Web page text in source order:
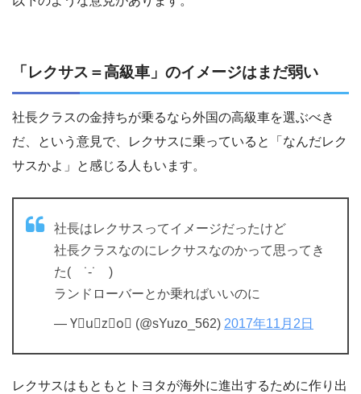
「レクサス＝高級車」のイメージはまだ弱い
社長クラスの金持ちが乗るなら外国の高級車を選ぶべき
だ、という意見で、レクサスに乗っていると「なんだレク
サスかよ」と感じる人もいます。
社長はレクサスってイメージだったけど
社長クラスなのにレクサスなのかって思ってき
た( ˙-˙ )
ランドローバーとか乗ればいいのに
— Y⃠u⃠z⃠o⃠ (@sYuzo_562) 2017年11月2日
レクサスはもともとトヨタが海外に進出するために作り出